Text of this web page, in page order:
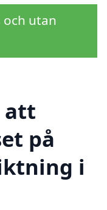
och utan
att
på
i